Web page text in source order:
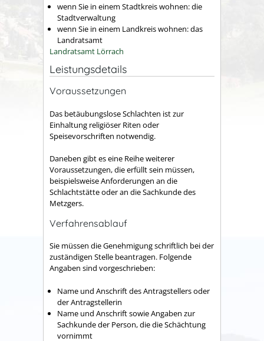
wenn Sie in einem Stadtkreis wohnen: die
Stadtverwaltung
wenn Sie in einem Landkreis wohnen: das
Landratsamt
Landratsamt Lörrach
Leistungsdetails
Voraussetzungen
Das betäubungslose Schlachten ist zur
Einhaltung religiöser Riten oder
Speisevorschriften notwendig.
Daneben gibt es eine Reihe weiterer
Voraussetzungen, die erfüllt sein müssen,
beispielsweise Anforderungen an die
Schlachtstätte oder an die Sachkunde des
Metzgers.
Verfahrensablauf
Sie müssen die Genehmigung schriftlich bei der
zuständigen Stelle beantragen. Folgende
Angaben sind vorgeschrieben:
Name und Anschrift des Antragstellers oder
der Antragstellerin
Name und Anschrift sowie Angaben zur
Sachkunde der Person, die die Schächtung
vornimmt